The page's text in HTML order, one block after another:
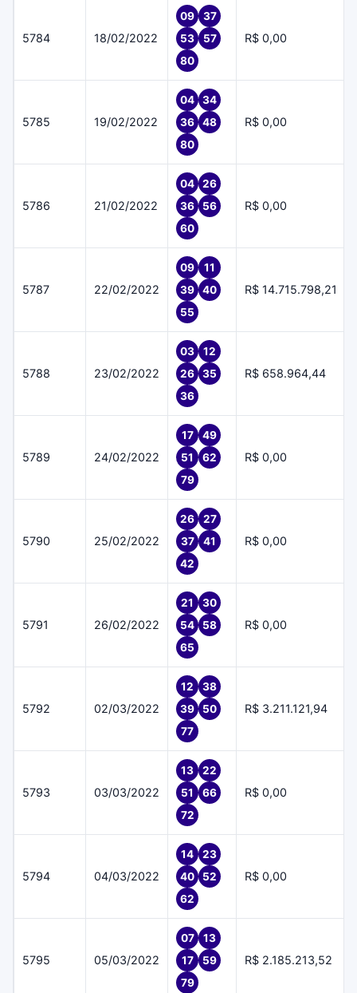
5784 18/02/2022
09
37
53
57
80
R$ 0,00
5785 19/02/2022
04
34
36
48
80
R$ 0,00
5786 21/02/2022
04
26
36
56
60
R$ 0,00
5787 22/02/2022
09
11
39
40
55
R$ 14.715.798,21
5788 23/02/2022
03
12
26
35
36
R$ 658.964,44
5789 24/02/2022
17
49
51
62
79
R$ 0,00
5790 25/02/2022
26
27
37
41
42
R$ 0,00
5791 26/02/2022
21
30
54
58
65
R$ 0,00
5792 02/03/2022
12
38
39
50
77
R$ 3.211.121,94
5793 03/03/2022
13
22
51
66
72
R$ 0,00
5794 04/03/2022
14
23
40
52
62
R$ 0,00
5795 05/03/2022
07
13
17
59
79
R$ 2.185.213,52